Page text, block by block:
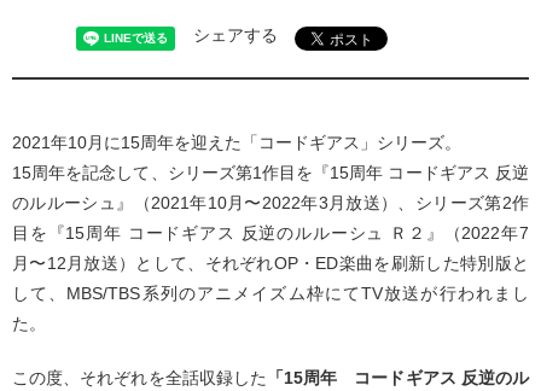
シェアする
2021年10月に15周年を迎えた「コードギアス」シリーズ。
15周年を記念して、シリーズ第1作目を『15周年 コードギアス 反逆
のルルーシュ』（2021年10月〜2022年3月放送）、シリーズ第2作
目を『15周年 コードギアス 反逆のルルーシュ Ｒ２』（2022年7
月〜12月放送）として、それぞれOP・ED楽曲を刷新した特別版と
して、MBS/TBS系列のアニメイズム枠にてTV放送が行われまし
た。
この度、それぞれを全話収録した
「15周年 コードギアス 反逆のル